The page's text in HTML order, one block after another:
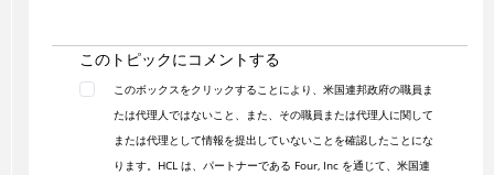
このトピックにコメントする
このボックスをクリックすることにより、米国連邦政府の職員ま
たは代理人ではないこと、また、その職員または代理人に関して
または代理として情報を提出していないことを確認したことにな
ります。HCL は、パートナーである Four, Inc を通じて、米国連